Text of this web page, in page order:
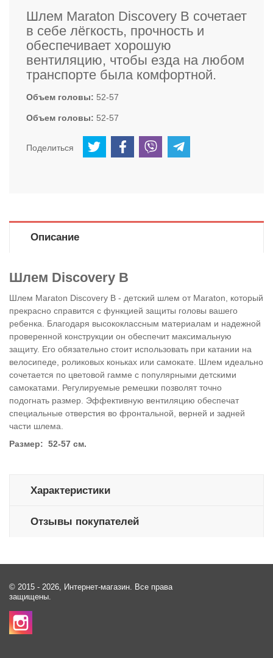
Шлем Maraton Discovery B сочетает
в себе лёгкость, прочность и
обеспечивает хорошую
вентиляцию, чтобы езда на любом
транспорте была комфортной.
Объем головы 52-57
Объем головы 52-57
Поделиться
Описание
Шлем Discovery B
Шлем Maraton Discovery B - детский шлем от Maraton, который
прекрасно справится с функцией защиты головы вашего
ребенка. Благодаря высококлассным материалам и надежной
проверенной конструкции он обеспечит максимальную
защиту. Его обязательно стоит использовать при катании на
велосипеде, роликовых коньках или самокате. Шлем идеально
сочетается по цветовой гамме с популярными детскими
самокатами. Регулируемые ремешки позволят точно
подогнать размер. Эффективную вентиляцию обеспечат
специальные отверстия во фронтальной, верней и задней
части шлема.
Размер: 52-57 см.
Характеристики
Отзывы покупателей
© 2015 - 2026, Интернет-магазин. Все права
защищены.